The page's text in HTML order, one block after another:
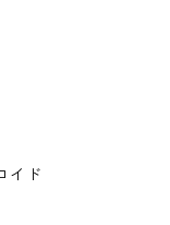
イド